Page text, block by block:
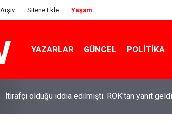
Arşiv Sitene Ekle Yaşam
YAZARLAR GÜNCEL POLITIKA
İtirafçı olduğu iddia edilmişti: ROK'tan yanıt geldi